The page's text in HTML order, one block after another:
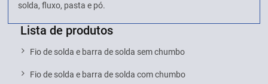
solda, fluxo, pasta e pó.
Lista de produtos
Fio de solda e barra de solda sem chumbo
Fio de solda e barra de solda com chumbo